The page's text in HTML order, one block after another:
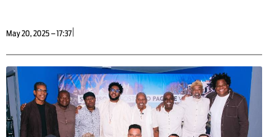
May 20, 2025 – 17:37